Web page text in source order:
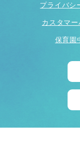
プライバシ
カスタマ
保育園